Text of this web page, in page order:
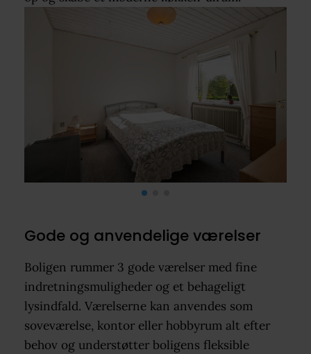
Gode og anvendelige værelser
Boligen rummer 3 gode værelser med fine
indretningsmuligheder og et behageligt
lysindfald. Værelserne kan anvendes som
soveværelse, kontor eller hobbyrum alt efter
behov og understøtter boligens fleksible